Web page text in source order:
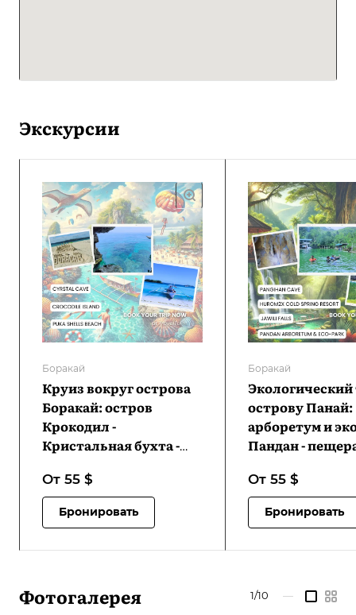
Экскурсии
Боракай
Круиз вокруг острова
Боракай: остров
Крокодил -
Кристальная бухта -
BIHCICCPSB-D1
От 55 $
Бронировать
Боракай
Экологический
острову Панай:
арборетум и
Пандан -
холодного
Хуром-Хуром -
водопады
От 55 $
Бронировать
Фотогалерея 1/10 —